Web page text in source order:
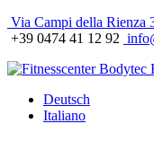
Via Campi della Rienza
+39 0474 41 12 92
Deutsch
Italiano